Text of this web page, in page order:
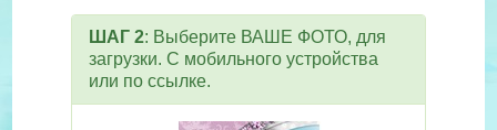
ШАГ 2: Выберите ВАШЕ ФОТО, для
загрузки. С мобильного устройства
или по ссылке.